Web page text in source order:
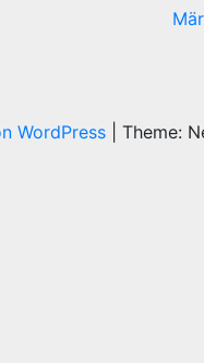
WordPress
Theme: